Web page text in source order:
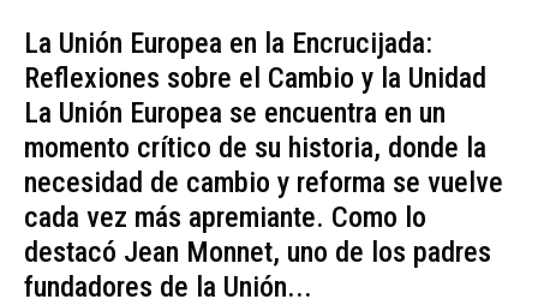
La Unión Europea en la Encrucijada:
Reflexiones sobre el Cambio y la Unidad
La Unión Europea se encuentra en un
momento crítico de su historia, donde la
necesidad de cambio y reforma se vuelve
cada vez más apremiante. Como lo
destacó Jean Monnet, uno de los padres
fundadores de la Unión...